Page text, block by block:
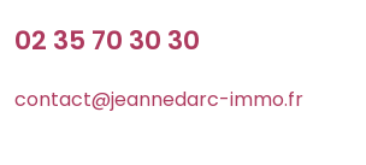
02 35 70 30 30
contact@jeannedarc-immo.fr